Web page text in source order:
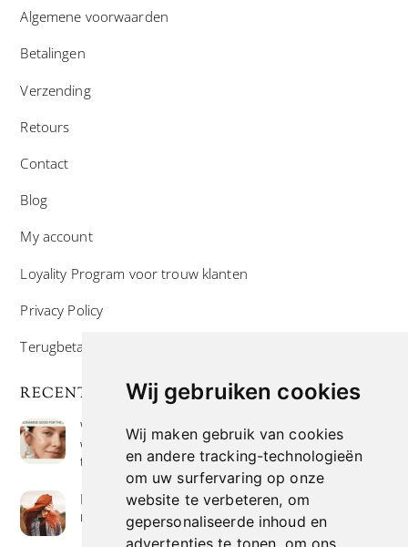
Wij gebruiken cookies
Wij maken gebruik van cookies
en andere tracking-technologieën
om uw surfervaring op onze
website te verbeteren, om
gepersonaliseerde inhoud en
advertenties te tonen, om ons
Algemene voorwaarden
Betalingen
Verzending
Retours
Contact
Blog
My account
Loyality Program voor trouw klanten
Privacy Policy
Terugbetaal- en retourneringsbeleid
RECENTE POSTS
Wat is niacinamide? Voordelen, toepassingen en
waarom het overal in huidverzorgingsproducten
te vinden is
Hoe verf je haar op de meest natuurlijke manier
met henna kleuring